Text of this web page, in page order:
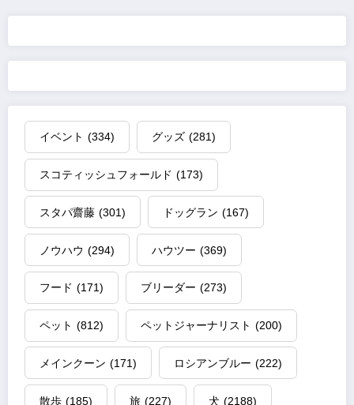
イベント (334) グッズ (281)
スコティッシュフォールド (173)
スタパ齋藤 (301) ドッグラン (167)
ノウハウ (294) ハウツー (369)
フード (171) ブリーダー (273)
ペット (812) ペットジャーナリスト (200)
メインクーン (171) ロシアンブルー (222)
散歩 (185) 旅 (227) 犬 (2188)